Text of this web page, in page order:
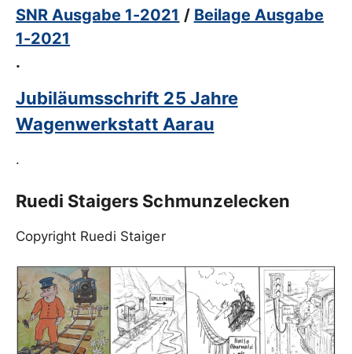
SNR Ausgabe 1-2021 / Beilage Ausgabe
1-2021
.
Jubiläumsschrift 25 Jahre
Wagenwerkstatt Aarau
.
Ruedi Staigers Schmunzelecken
Copyright Ruedi Staiger